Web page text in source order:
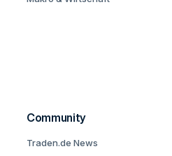
Community
Traden.de News